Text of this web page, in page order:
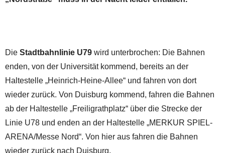
Die Stadtbahnlinie U79 wird unterbrochen: Die Bahnen
enden, von der Universität kommend, bereits an der
Haltestelle „Heinrich-Heine-Allee“ und fahren von dort
wieder zurück. Von Duisburg kommend, fahren die Bahnen
ab der Haltestelle „Freiligrathplatz“ über die Strecke der
Linie U78 und enden an der Haltestelle „MERKUR SPIEL-
ARENA/Messe Nord“. Von hier aus fahren die Bahnen
wieder zurück nach Duisburg.